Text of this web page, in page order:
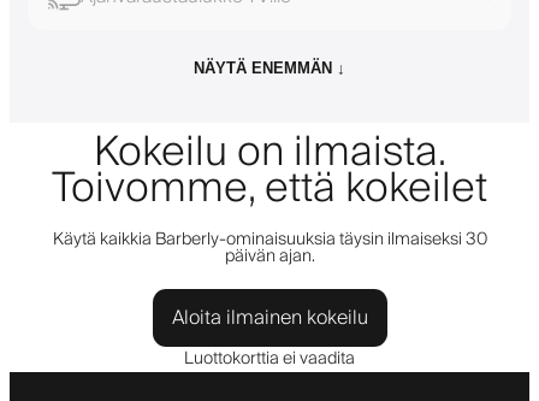
NÄYTÄ ENEMMÄN ↓
Kokeilu on ilmaista.
Toivomme, että kokeilet
Käytä kaikkia Barberly-ominaisuuksia täysin ilmaiseksi 30
päivän ajan.
Aloita ilmainen kokeilu
Luottokorttia ei vaadita